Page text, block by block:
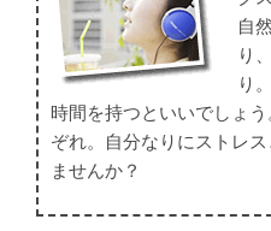
自
り
り
時間を持つといいでしょ
ぞれ。自分なりにストレ
ませんか？